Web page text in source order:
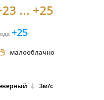
... +25
+25
малооблачно
3м/с